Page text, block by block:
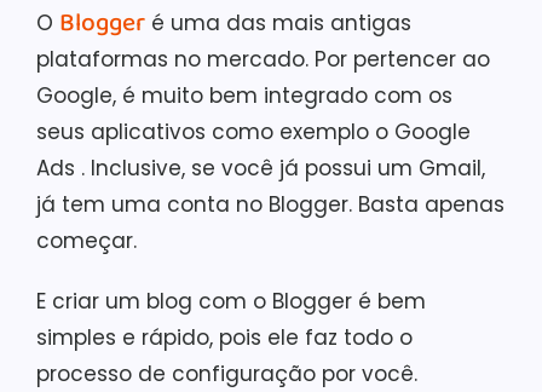
O Blogger é uma das mais antigas
plataformas no mercado. Por pertencer ao
Google, é muito bem integrado com os
seus aplicativos como exemplo o Google
Ads . Inclusive, se você já possui um Gmail,
já tem uma conta no Blogger. Basta apenas
começar.
E criar um blog com o Blogger é bem
simples e rápido, pois ele faz todo o
processo de configuração por você.